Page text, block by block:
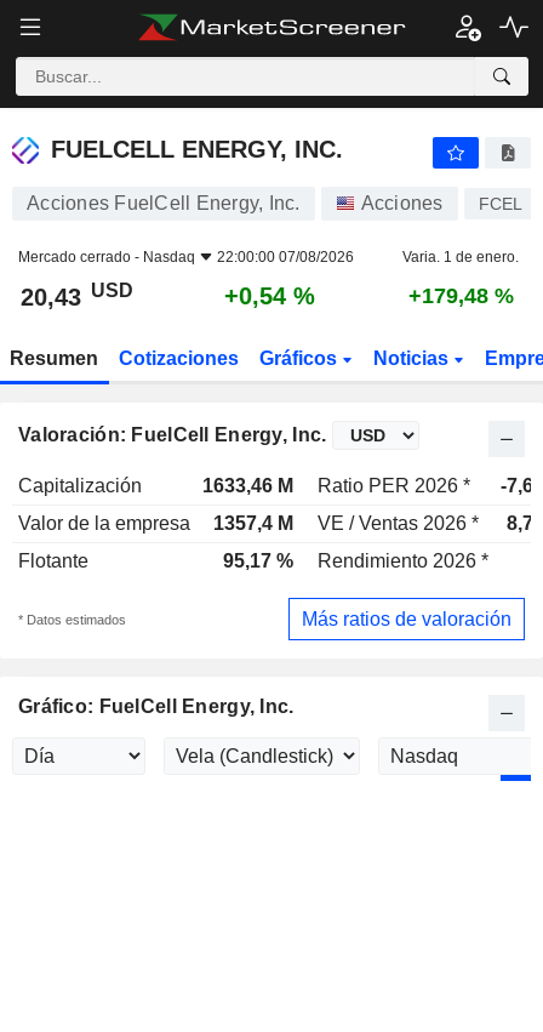
FUELCELL ENERGY, INC.
FUELCELL ENERGY, INC.
Acciones FuelCell Energy, Inc. Acciones FCEL
Mercado cerrado - Nasdaq 22:00:00 07/08/2026 Varia. 1 de enero.
20,43 USD +0,54 % +179,48 %
Resumen Cotizaciones Gráficos Noticias
Valoración: FuelCell Energy, Inc.
Capitalización 1633,46 M Ratio PER 2026 *
-
Valor de la empresa
1357,4 M VE / Ventas 2026 *
Flotante
95,17 % Rendimiento 2026 *
* Datos estimados Más ratios de valoración
Gráfico: FuelCell Energy, Inc.